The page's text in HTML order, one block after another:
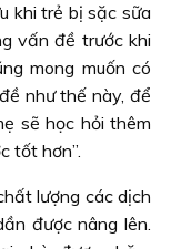
khi trẻ bị sặc sữa
vấn đề trước khi
mong muốn có
như thế này, để
sẽ học hỏi thêm
tốt hơn”.
lượng các dịch
được nâng lên.